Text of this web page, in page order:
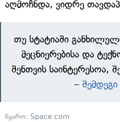
აღმოჩნდა, ვიდრე
თუ სტატიაში
მეცნიერებისა და
შენთვის საინტერესოა,
–
წყარო: Space.com